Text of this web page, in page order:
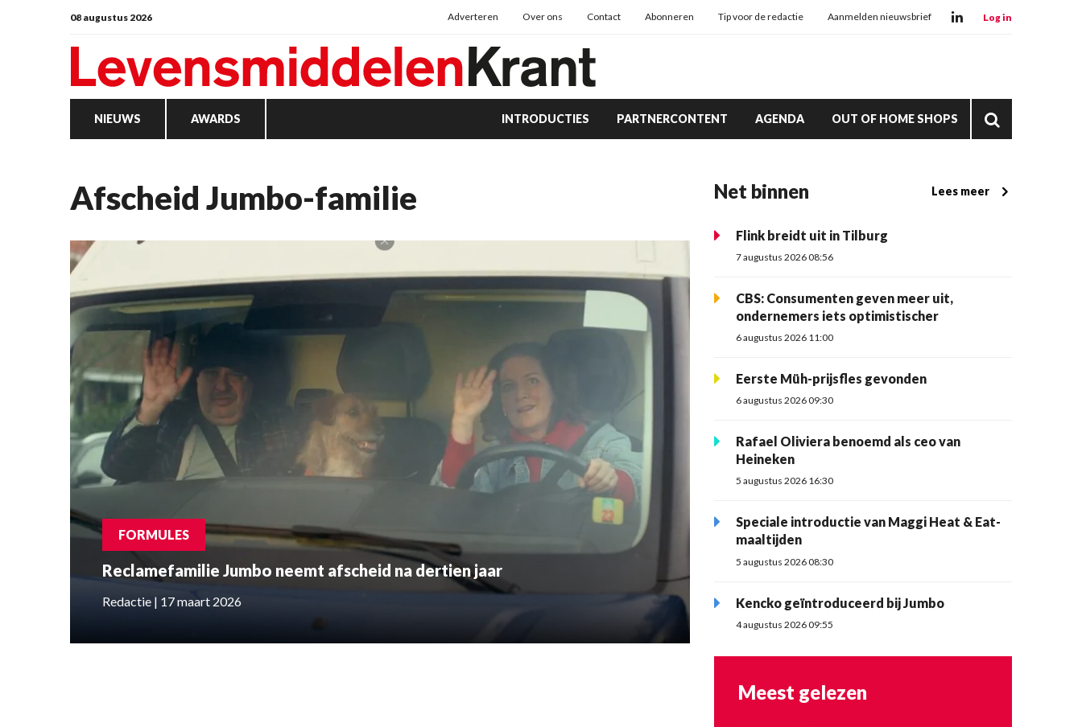
08 augustus 2026 Adverteren Over ons Contact Abonneren Tip voor de redactie Aanmelden nieuwsbrief Log in
NIEUWS AWARDS INTRODUCTIES PARTNERCONTENT AGENDA OUT OF HOME SHOPS
Afscheid Jumbo-familie
FORMULES
Reclamefamilie Jumbo neemt afscheid na dertien jaar
Redactie | 17 maart 2026
Net binnen Lees meer
Flink breidt uit in Tilburg
7 augustus 2026 08:56
CBS: Consumenten geven meer uit,
ondernemers iets optimistischer
6 augustus 2026 11:00
Eerste Müh-prijsfles gevonden
6 augustus 2026 09:30
Rafael Oliviera benoemd als ceo van
Heineken
5 augustus 2026 16:30
Speciale introductie van Maggi Heat & Eat-
maaltijden
5 augustus 2026 08:30
Kencko geïntroduceerd bij Jumbo
4 augustus 2026 09:55
Meest gelezen